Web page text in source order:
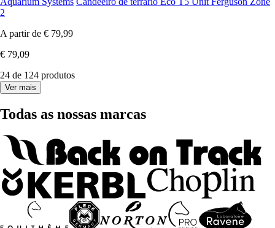
2
A partir de € 79,99
€ 79,09
24 de 124 produtos
Ver mais
Todas as nossas marcas